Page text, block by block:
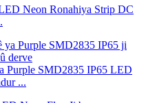
Neon Ronahiya Strip DC
Purple SMD2835 IP65 LED
...